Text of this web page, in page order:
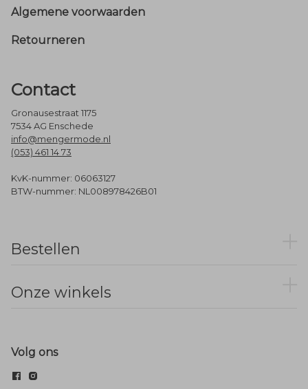
Footer
Algemene voorwaarden
Retourneren
Contact
Gronausestraat 1175
7534 AG Enschede
info@mengermode.nl
(053) 461 14 73
KvK-nummer: 06063127
BTW-nummer: NL008978426B01
Bestellen
Onze winkels
Volg ons